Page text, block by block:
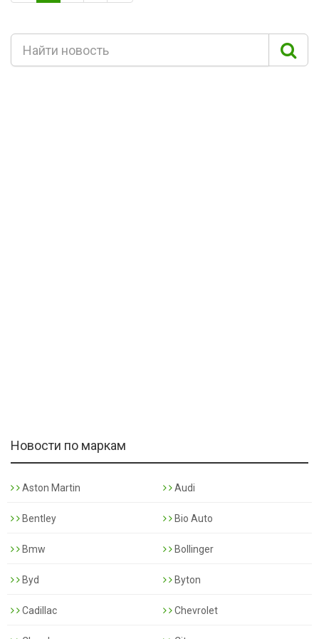
Новости по маркам
Aston Martin Audi
Bentley Bio Auto
Bmw Bollinger
Byd Byton
Cadillac Chevrolet